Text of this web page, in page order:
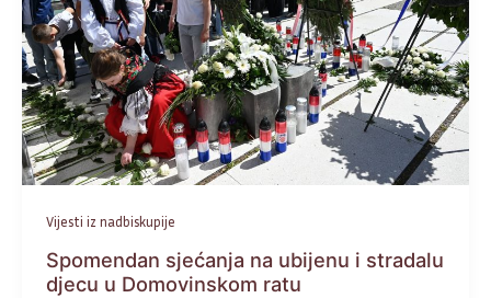
Vijesti iz nadbiskupije
Spomendan sjećanja na ubijenu i stradalu
djecu u Domovinskom ratu